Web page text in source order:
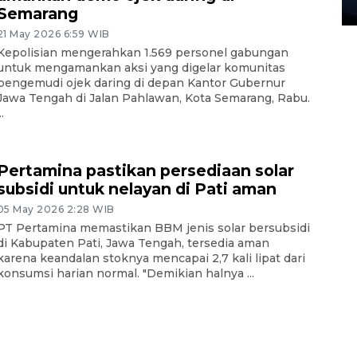
May 2026 6:59 WIB
mengerahkan 1.569 personel gabungan
mengamankan aksi yang digelar komunitas
ojek daring di depan Kantor Gubernur
Tengah di Jalan Pahlawan, Kota Semarang, Rabu.
pastikan persediaan solar
untuk nelayan di Pati aman
May 2026 2:28 WIB
Pertamina memastikan BBM jenis solar bersubsidi
Kabupaten Pati, Jawa Tengah, tersedia aman
keandalan stoknya mencapai 2,7 kali lipat dari
harian normal. "Demikian halnya ...
27 July 2026 20:07 WIB